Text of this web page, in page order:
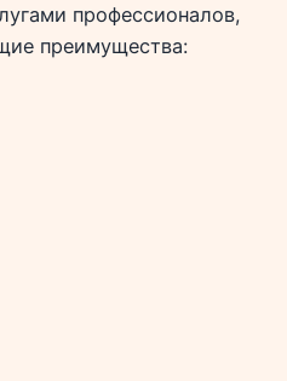
профессионалов,
преимущества: